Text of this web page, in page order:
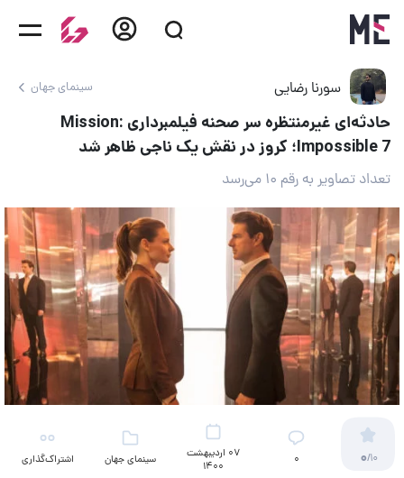
سورنا رضایی سینمای جهان
حادثه‌ای غیرمنتظره سر صحنه فیلمبرداری Mission:
Impossible 7؛ کروز در نقش یک ناجی ظاهر شد
تعداد تصاویر به رقم ۱۰ می‌رسد
0/10 ۰
07 اردیبهشت
1400
سینمای جهان اشتراک‌گذاری